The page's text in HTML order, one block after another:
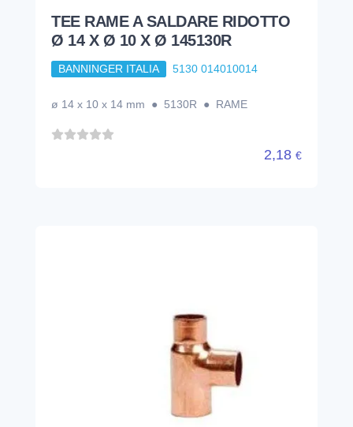
TEE RAME A SALDARE RIDOTTO
Ø 14 X Ø 10 X Ø 145130R
BANNINGER ITALIA 5130 014010014
ø 14 x 10 x 14 mm ● 5130R ● RAME
2,18 €